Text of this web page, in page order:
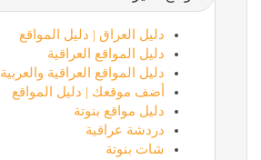
دليل العراق | دليل المواقع
دليل المواقع العراقية
دليل المواقع العراقية والعربية
أضف موقعك | دليل المواقع
دليل مواقع بنوتة
دردشة عراقية
شات بنوتة